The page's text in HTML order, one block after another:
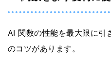
AI 関数の性能を最大限に引
のコツがあります。